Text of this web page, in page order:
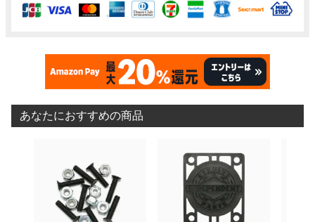
あなたにおすすめの商品